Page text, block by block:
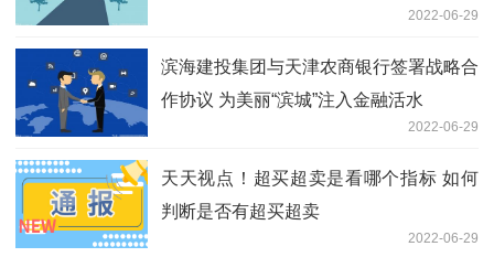
2022-06-29
滨海建投集团与天津农商银行签署战略合
作协议 为美丽“滨城”注入金融活水
2022-06-29
天天视点！超买超卖是看哪个指标 如何
判断是否有超买超卖
2022-06-29